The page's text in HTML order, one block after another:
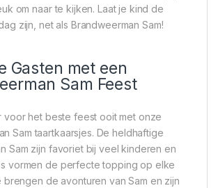
om naar te kijken. Laat je kind de
zijn, net als Brandweerman Sam!
Gasten met een
Sam Feest
voor het beste feest ooit met onze
Sam taartkaarsjes. De heldhaftige
Sam zijn favoriet bij veel kinderen en
vormen de perfecte topping op elke
brengen de avonturen van Sam en zijn